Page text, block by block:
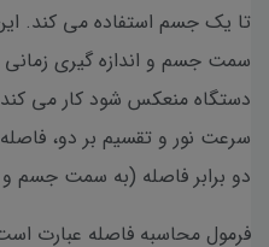
تا یک جسم استفاده می کند.
سمت جسم و اندازه گیری
دستگاه منعکس شود کار می
سرعت نور و تقسیم بر دو،
دو برابر فاصله (به سمت جسم
فرمول محاسبه فاصله عبارت